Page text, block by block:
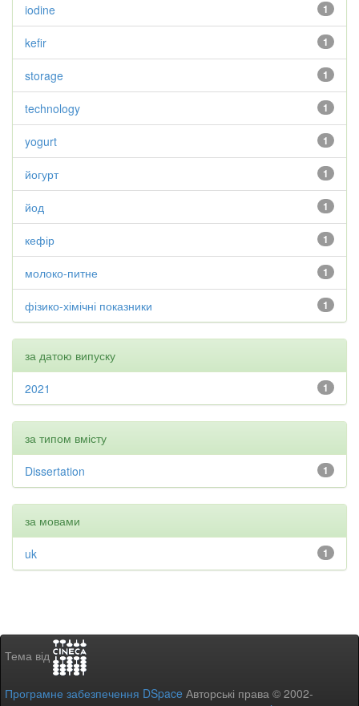
1
iodine
1
kefir
1
storage
1
technology
1
yogurt
1
йогурт
1
йод
1
кефір
1
молоко-питне
1
фізико-хімічні показники
за датою випуску
1
2021
за типом вмісту
1
Dissertation
за мовами
1
uk
Тема від
Програмне забезпечення DSpace Авторські права © 2002-